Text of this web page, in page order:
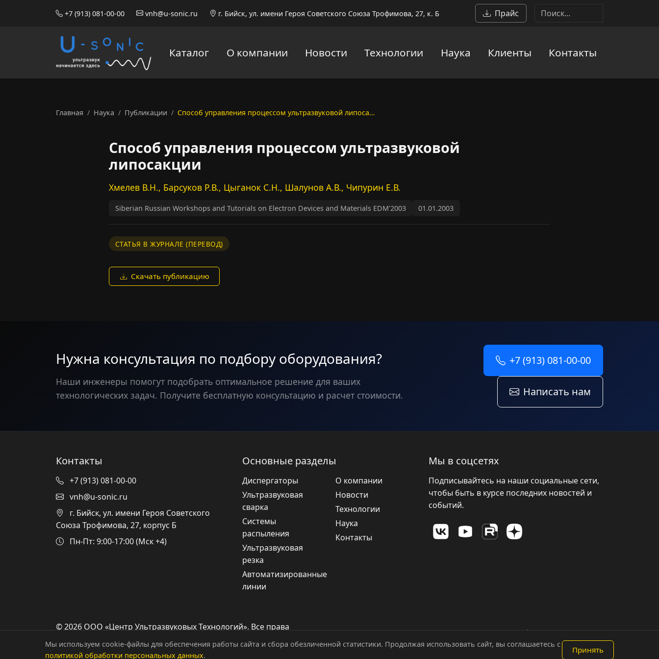
+7 (913) 081-00-00 vnh@u-sonic.ru г. Бийск, ул. имени Героя Советского Союза Трофимова, 27, к. Б Прайс
Каталог О компании Новости Технологии Наука Клиенты Контакты
Главная Наука Публикации Способ управления процессом ультразвуковой липоса…
Способ управления процессом ультразвуковой
липосакции
Хмелев В.Н., Барсуков Р.В., Цыганок С.Н., Шалунов А.В., Чипурин Е.В.
Siberian Russian Workshops and Tutorials on Electron Devices and Materials EDM'2003 01.01.2003
СТАТЬЯ В ЖУРНАЛЕ (ПЕРЕВОД)
Скачать публикацию
Нужна консультация по подбору оборудования?
Наши инженеры помогут подобрать оптимальное решение для ваших
технологических задач. Получите бесплатную консультацию и расчет стоимости.
+7 (913) 081-00-00
Написать нам
Контакты
+7 (913) 081-00-00
vnh@u-sonic.ru
г. Бийск, ул. имени Героя Советского
Союза Трофимова, 27, корпус Б
Пн-Пт: 9:00-17:00 (Мск +4)
Основные разделы
Диспергаторы
Ультразвуковая
сварка
Системы
распыления
Ультразвуковая
резка
Автоматизированные
линии
О компании
Новости
Технологии
Наука
Контакты
Мы в соцсетях
Подписывайтесь на наши социальные сети,
чтобы быть в курсе последних новостей и
событий.
© 2026 ООО «Центр Ультразвуковых Технологий». Все права
Политика конфиденциальности
Мы используем cookie-файлы для обеспечения работы сайта и сбора обезличенной статистики. Продолжая использовать сайт, вы соглашаетесь с
политикой обработки персональных данных.
Принять